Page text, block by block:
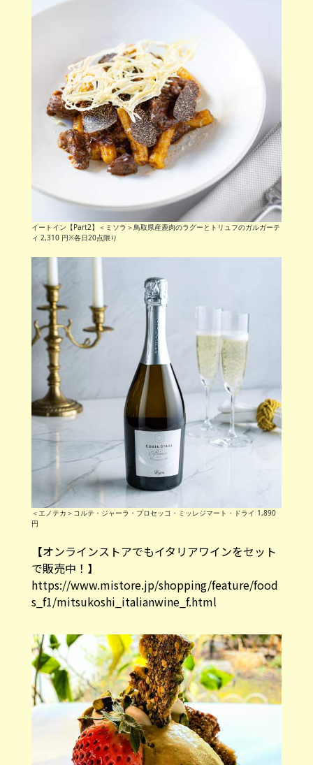
イートイン【Part2】＜ミソラ＞鳥取県産鹿肉のラグーとトリュフのガルガーテ
ィ 2,310 円※各日20点限り
＜エノテカ＞コルテ・ジャーラ・プロセッコ・ミッレジマート・ドライ 1,890
円
【オンラインストアでもイタリアワインをセット
で販売中！】
https://www.mistore.jp/shopping/feature/food
s_f1/mitsukoshi_italianwine_f.html